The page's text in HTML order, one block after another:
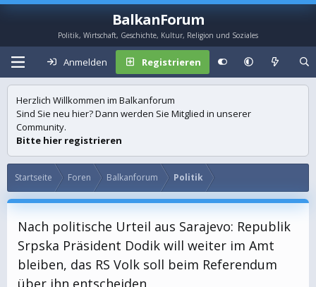
BalkanForum
Politik, Wirtschaft, Geschichte, Kultur, Religion und Soziales
Anmelden Registrieren
Herzlich Willkommen im Balkanforum
Sind Sie neu hier? Dann werden Sie Mitglied in unserer
Community.
Bitte hier registrieren
Startseite Foren Balkanforum Politik
Nach politische Urteil aus Sarajevo: Republik
Srpska Präsident Dodik will weiter im Amt
bleiben, das RS Volk soll beim Referendum
über ihn entscheiden